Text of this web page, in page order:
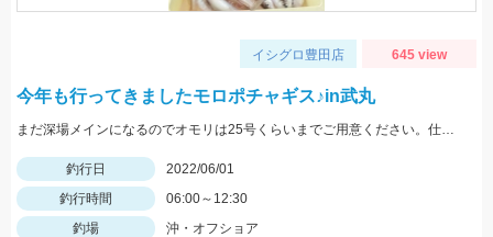
イシグロ豊田店 645 view
今年も行ってきましたモロポチャギス♪in武丸
まだ深場メインになるのでオモリは25号くらいまでご用意ください。仕掛けは8号針でOK
釣行日
2022/06/01
釣行時間
06:00～12:30
釣場
沖・オフショア